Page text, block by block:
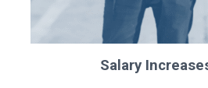
Salary